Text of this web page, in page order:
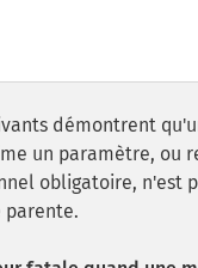
démontrent
un paramètre, ou
obligatoire, n'est
parente.